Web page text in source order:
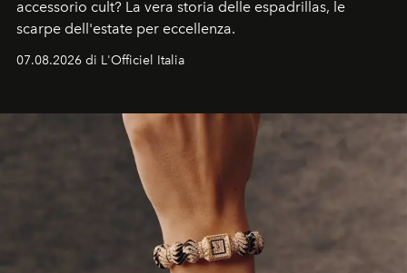
accessorio cult? La vera storia delle espadrillas, le
scarpe dell'estate per eccellenza.
07.08.2026 di L'Officiel Italia